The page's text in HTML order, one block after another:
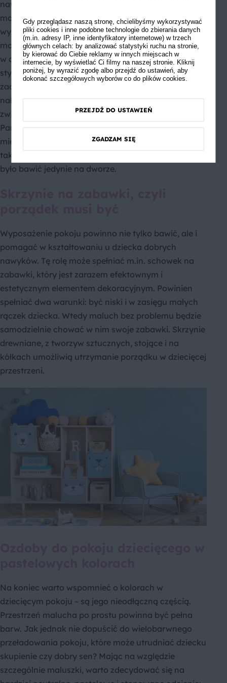
nawet zdrzemnąć. Współcześnie bez problemu
można kupić gotowy namiot tipi. Ten dodatek
wykonany z przyjaznych dzieciom materiałów
można ustawić w przytulnym, bezpiecznym kącie lub
w centrum pokoju. I to niekoniecznie w indiańskim
stylu, bo kącik do wypoczynku i gier można
zaaranżować też samodzielnie. Wystarczy, że
nałożysz tkaninę lub koc na cztery kije i mocno
zwiążesz. Nie zapomnij o zrobieniu wejścia.
Pamiętasz bazę z koca narzuconego na stół? To
miejsce było doskonałą kryjówką i pozwalało na
takie zabawy w domu, w jakie na co dzień można się
było bawić jedynie na dworze.
Wyposażenie pokoju powinno nie tylko bawić, ale i
pomagać w kształtowaniu u dziecka dobrych
nawyków. Tę rolę może spełniać m.in. schowek na
zabawki, który jest zarazem efektownym i
estetycznym elementem dekoracyjnym. Powinien
spełniać dwa warunki: być niski i w zasięgu małych
rączek dziecka. Wtedy maluch bez problemu będzie
samodzielnie chować w nim swoje zabawki. Skrzynie
drewniane, z tworzyw sztucznych, stojące i na
kółkach umożliwią utrzymanie porządku w dziecięcej
przestrzeni.
Na koniec warto wspomnieć o kolorach w
dziecięcym pokoju – są jego nieodłączną częścią.
Przestrzeń malucha po prostu powinna być pełna
barw. Jak jednak nie dopuścić do wielobarwnego
przeładowania pokoju, które może utrudniać dziecku
skupienie czy dobry sen? Mając na względzie
szczególnie maluszki, warto zdecydować się na
Gdy przeglądasz naszą stronę, chcielibyśmy wykorzystywać
pliki cookies i inne podobne technologie do zbierania danych
(m.in. adresy IP, inne identyfikatory internetowe) w trzech
głównych celach: by analizować statystyki ruchu na stronie,
by kierować do Ciebie reklamy w innych miejscach w
internecie, by wyświetlać Ci filmy na naszej stronie. Kliknij
poniżej, by wyrazić zgodę albo przejdź do ustawień, aby
dokonać szczegółowych wyborów co do plików cookies.
PRZEJDŹ DO USTAWIEŃ
ZGADZAM SIĘ